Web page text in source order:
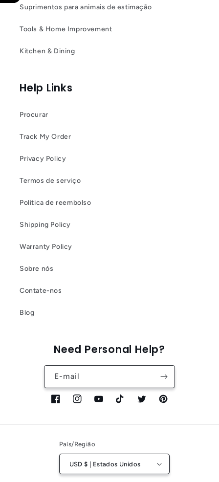
Suprimentos para animais de estimação
Tools & Home Improvement
Kitchen & Dining
Help Links
Procurar
Track My Order
Privacy Policy
Termos de serviço
Politica de reembolso
Shipping Policy
Warranty Policy
Sobre nós
Contate-nos
Blog
Need Personal Help?
E-mail
FacebookInstagramYouTubeTikTok TwitterPinterest
País/Região
USD $ | Estados Unidos